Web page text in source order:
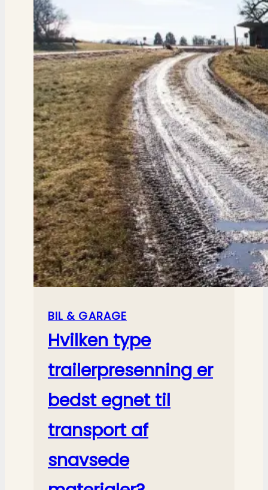
BIL & GARAGE
Hvilken type
trailerpresenning er
bedst egnet til
transport af
snavsede